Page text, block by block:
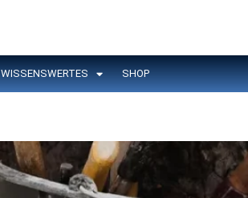
WISSENSWERTES SHOP